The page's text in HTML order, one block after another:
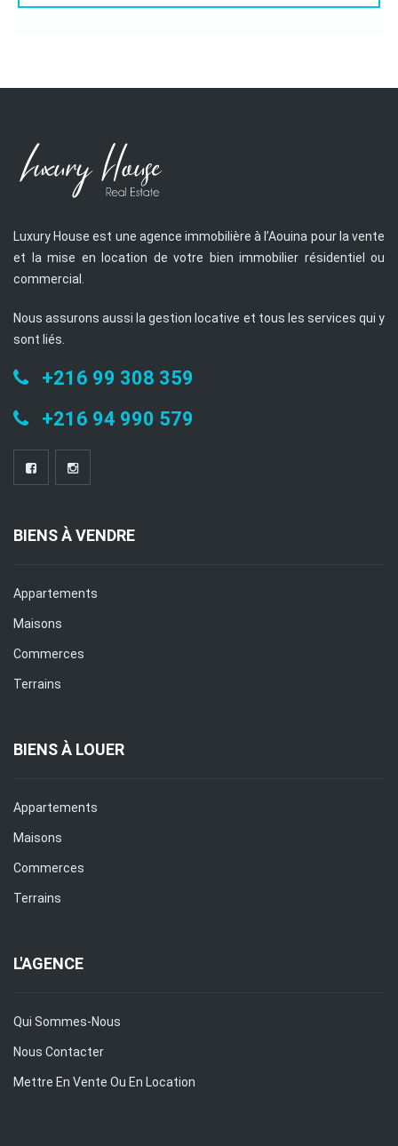
Luxury House est une agence immobilière à l’Aouina pour la vente
et la mise en location de votre bien immobilier résidentiel ou
commercial.
Nous assurons aussi la gestion locative et tous les services qui y
sont liés.
+216 99 308 359
+216 94 990 579
BIENS À VENDRE
Appartements
Maisons
Commerces
Terrains
BIENS À LOUER
Appartements
Maisons
Commerces
Terrains
L'AGENCE
Qui Sommes-Nous
Nous Contacter
Mettre En Vente Ou En Location